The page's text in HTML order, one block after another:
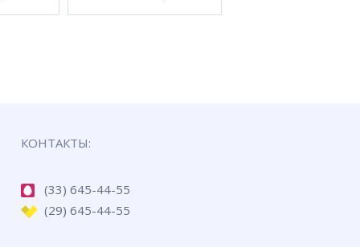
КОНТАКТЫ:
(33) 645-44-55
(29) 645-44-55